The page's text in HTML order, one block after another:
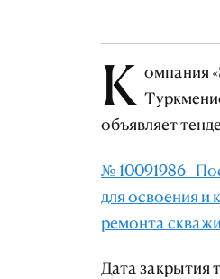
К омпания
объявляет
№ 10091986 -
для освоения и
ремонта
Дата закрытия